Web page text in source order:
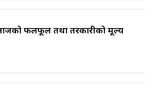
फलफूल तथा तरकारीको मूल्य